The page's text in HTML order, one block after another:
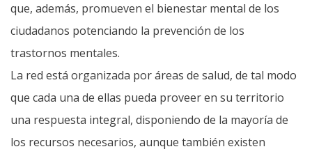
que, además, promueven el bienestar mental de los
ciudadanos potenciando la prevención de los
trastornos mentales.
La red está organizada por áreas de salud, de tal modo
que cada una de ellas pueda proveer en su territorio
una respuesta integral, disponiendo de la mayoría de
los recursos necesarios, aunque también existen